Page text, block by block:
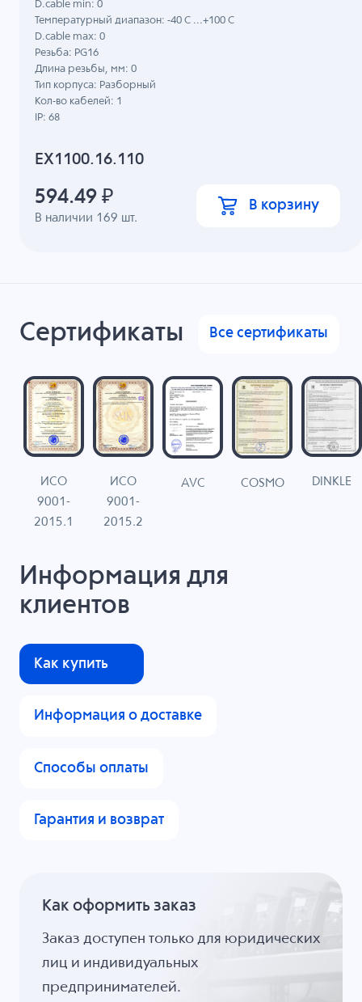
EX1100.16.110
В наличии 169 шт.
D.cable min: 0
Температурный диапазон: -40 C ...+100 C
D.cable max: 0
Резьба: PG16
Длина резьбы, мм: 0
Тип корпуса: Разборный
Кол-во кабелей: 1
IP: 68
594.49 ₽ В корзину
Сертификаты Все сертификаты
ИСО
9001-
2015.1
ИСО
9001-
2015.2
AVC COSMO DINKLE
Информация для
клиентов
Как купить
Информация о доставке
Способы оплаты
Гарантия и возврат
Как оформить заказ
Заказ доступен только для юридических
лиц и индивидуальных
предпринимателей.